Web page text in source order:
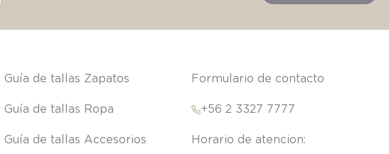
Guía de tallas Zapatos
Guía de tallas Ropa
Guía de tallas Accesorios
Formulario de contacto
+56 2 3327 7777